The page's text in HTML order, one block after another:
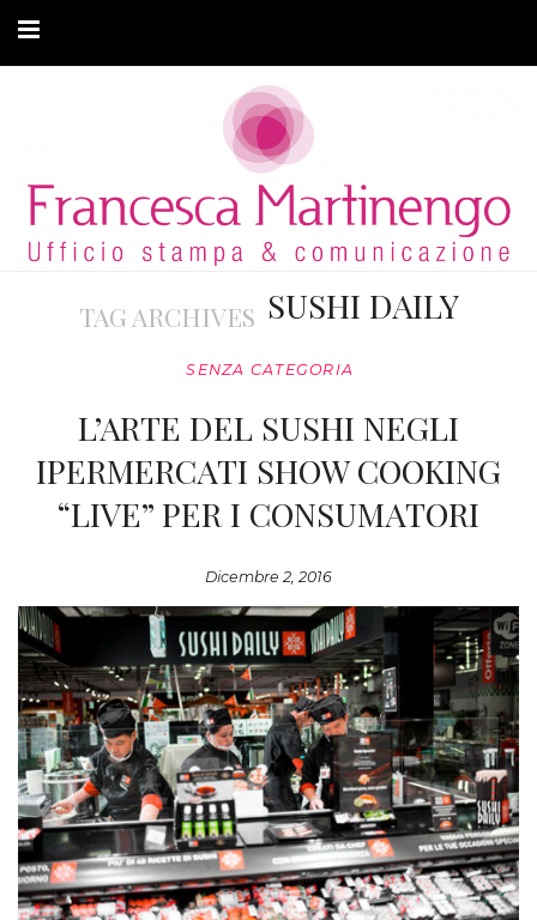
ARTICOLI
MODA ADATTIVA
CONTATTI
TAG ARCHIVES SUSHI DAILY
SENZA CATEGORIA
L’ARTE DEL SUSHI NEGLI
IPERMERCATI SHOW COOKING
“LIVE” PER I CONSUMATORI
Dicembre 2, 2016